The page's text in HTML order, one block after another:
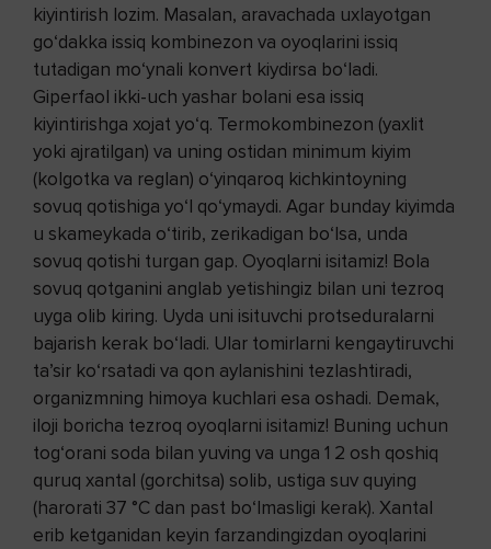
kiyintirish lozim. Masalan, aravachada uxlayotgan
go‘dakka issiq kombinezon va oyoqlarini issiq
tutadigan mo‘ynali konvert kiydirsa bo‘ladi.
Giperfaol ikki-uch yashar bolani esa issiq
kiyintirishga xojat yo‘q. Termokombinezon (yaxlit
yoki ajratilgan) va uning ostidan minimum kiyim
(kolgotka va reglan) o‘yinqaroq kichkintoyning
sovuq qotishiga yo‘l qo‘ymaydi. Agar bunday kiyimda
u skameykada o‘tirib, zerikadigan bo‘lsa, unda
sovuq qotishi turgan gap. Oyoqlarni isitamiz! Bola
sovuq qotganini anglab yetishingiz bilan uni tezroq
uyga olib kiring. Uyda uni isituvchi protseduralarni
bajarish kerak bo‘ladi. Ular tomirlarni kengaytiruvchi
ta’sir ko‘rsatadi va qon aylanishini tezlashtiradi,
organizmning himoya kuchlari esa oshadi. Demak,
iloji boricha tezroq oyoqlarni isitamiz! Buning uchun
tog‘orani soda bilan yuving va unga 1 2 osh qoshiq
quruq xantal (gorchitsa) solib, ustiga suv quying
(harorati 37 °C dan past bo‘lmasligi kerak). Xantal
erib ketganidan keyin farzandingizdan oyoqlarini